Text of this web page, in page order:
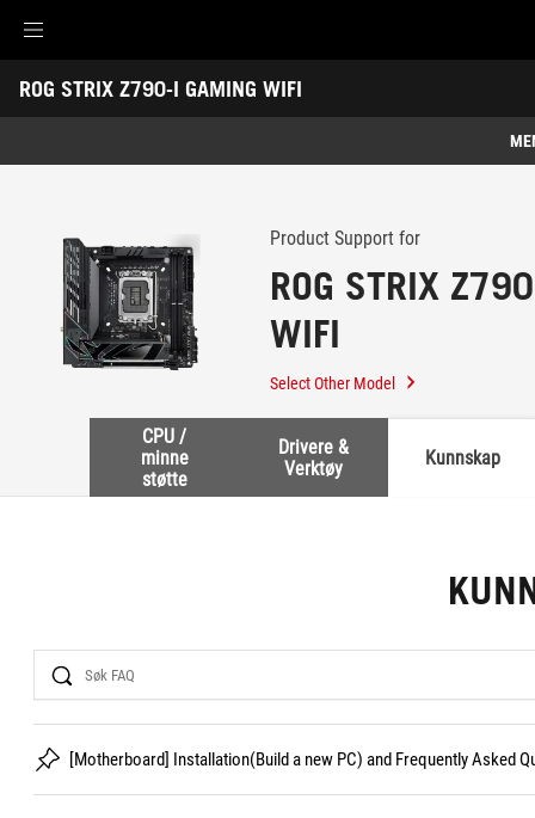
Accessibility links
Skip to content
Accessibility Help
Skip to Menu
ASUS Footer
ROG STRIX Z790-I GAMING WIFI
-
Features
Tech Specs
Awards
Gallery
Product Support for
ROG STRIX
WIFI
Select Other Model
CPU /
minne
støtte
Drivere &
Verktøy
Kunnskap
Search
[Motherboard] Installation(Build a new PC) and Frequently Asked